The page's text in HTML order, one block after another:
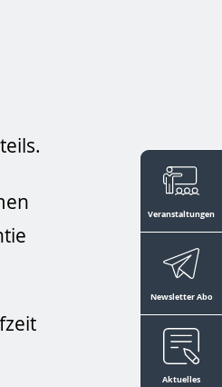
Veranstaltungen
Newsletter Abo
Aktuelles